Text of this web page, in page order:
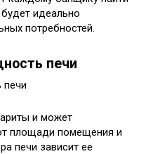
идеально
потребностей.
печи
и может
площади помещения и
печи зависит ее